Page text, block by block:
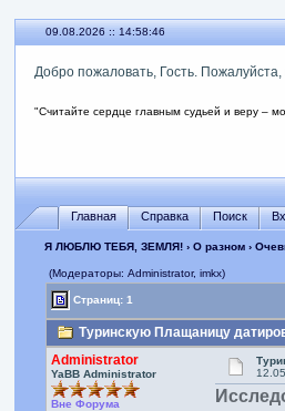
09.08.2026 :: 14:58:46
Добро пожаловать, Гость.
"Считайте сердце главным судьей и веру –
Главная Справка Поиск
Я ЛЮБЛЮ ТЕБЯ, ЗЕМЛЯ! ›О разном ›
(Модераторы: Administrator, imkx)
Страниц: 1
Туринскую Плащаницу
Administrator
YaBB Administrator
Вне Форума